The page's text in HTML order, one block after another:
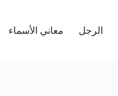
الرجل معاني الأسماء